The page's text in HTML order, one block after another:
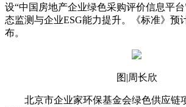
设“中国房地产企业绿色采购评价信息平
态监测与企业ESG能力提升。《标准》预
布。
图|周长欣
北京市企业家环保基金会绿色供应链